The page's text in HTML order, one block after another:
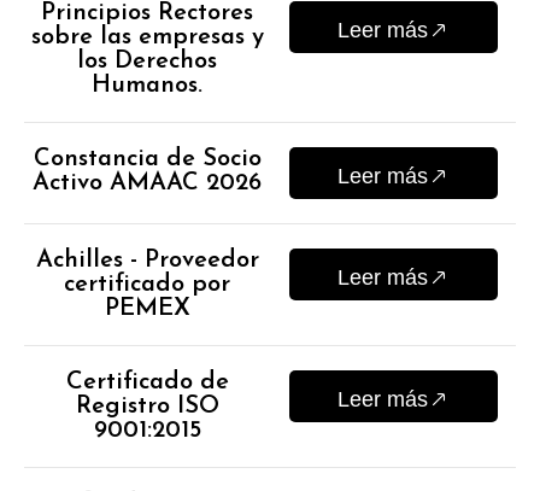
Principios Rectores
sobre las empresas y
los Derechos
Humanos.
Leer más
Constancia de Socio
Activo AMAAC 2026
Leer más
Achilles - Proveedor
certificado por
PEMEX
Leer más
Certificado de
Registro ISO
9001:2015
Leer más